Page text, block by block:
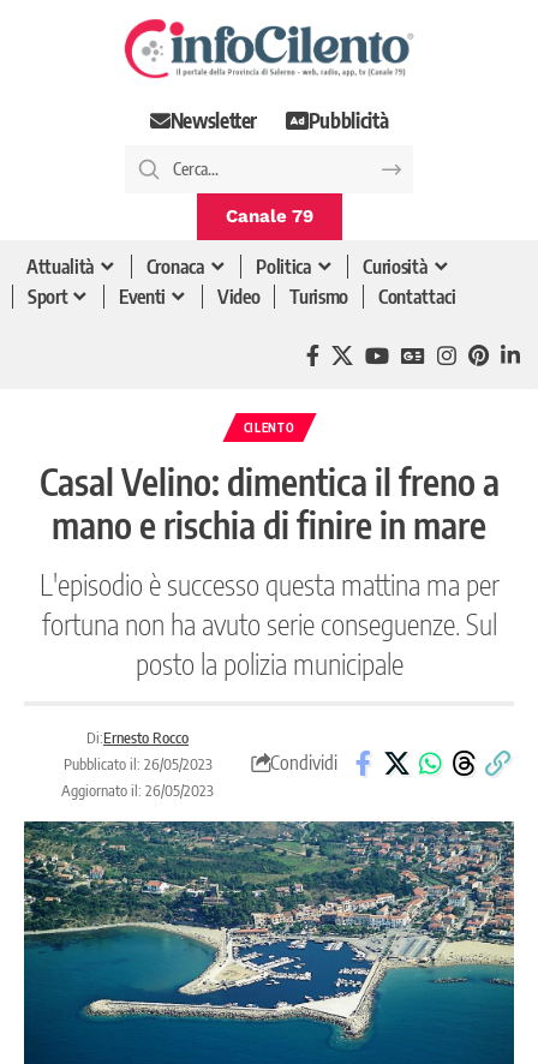
Newsletter Pubblicità
Canale 79
Attualità Cronaca Politica
Curiosità
Sport
Eventi Video Turismo Contattaci
CILENTO
Casal Velino: dimentica il freno a
mano e rischia di finire in mare
L'episodio è successo questa mattina ma per
fortuna non ha avuto serie conseguenze. Sul
posto la polizia municipale
Di:Ernesto Rocco
Pubblicato il: 26/05/2023
Aggiornato il: 26/05/2023
Condividi